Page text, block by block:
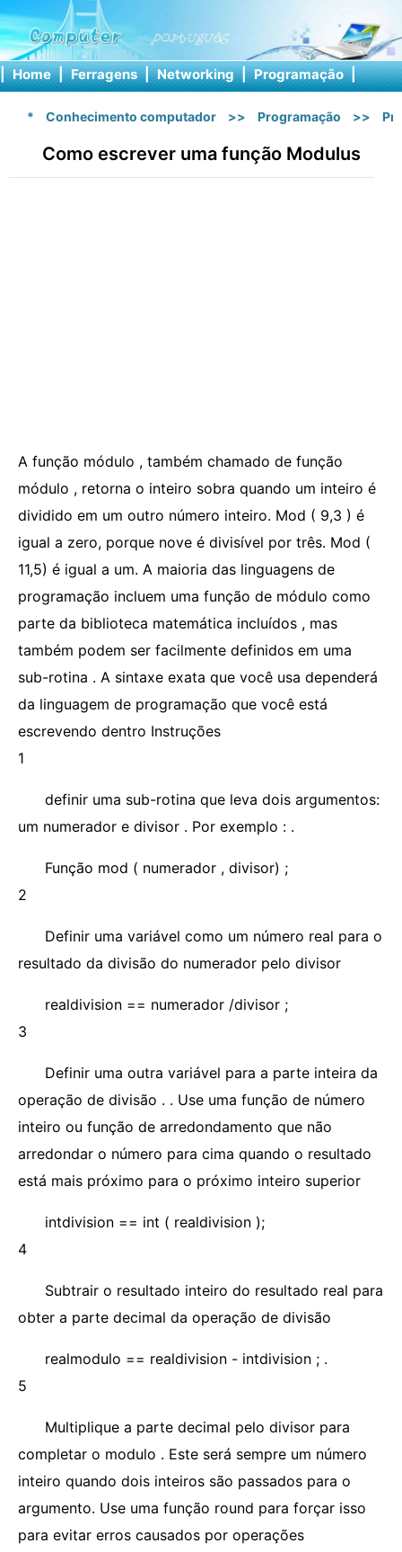
| Home | Ferragens | Networking | Programação |
* Conhecimento computador >> Programação >>
Como escrever uma função Modulus
A função módulo , também chamado de função
módulo , retorna o inteiro sobra quando um inteiro é
dividido em um outro número inteiro. Mod ( 9,3 ) é
igual a zero, porque nove é divisível por três. Mod (
11,5) é igual a um. A maioria das linguagens de
programação incluem uma função de módulo como
parte da biblioteca matemática incluídos , mas
também podem ser facilmente definidos em uma
sub-rotina . A sintaxe exata que você usa dependerá
da linguagem de programação que você está
escrevendo dentro Instruções
1
definir uma sub-rotina que leva dois argumentos:
um numerador e divisor . Por exemplo : .
Função mod ( numerador , divisor) ;
2
Definir uma variável como um número real para o
resultado da divisão do numerador pelo divisor
realdivision == numerador /divisor ;
3
Definir uma outra variável para a parte inteira da
operação de divisão . . Use uma função de número
inteiro ou função de arredondamento que não
arredondar o número para cima quando o resultado
está mais próximo para o próximo inteiro superior
intdivision == int ( realdivision );
4
Subtrair o resultado inteiro do resultado real para
obter a parte decimal da operação de divisão
realmodulo == realdivision - intdivision ; .
5
Multiplique a parte decimal pelo divisor para
completar o modulo . Este será sempre um número
inteiro quando dois inteiros são passados ​​para o
argumento. Use uma função round para forçar isso
para evitar erros causados ​​por operações